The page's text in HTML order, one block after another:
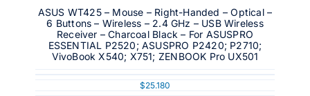
ASUS WT425 – Mouse – Right-Handed – Optical –
6 Buttons – Wireless – 2.4 GHz – USB Wireless
Receiver – Charcoal Black – For ASUSPRO
ESSENTIAL P2520; ASUSPRO P2420; P2710;
VivoBook X540; X751; ZENBOOK Pro UX501
$25.180